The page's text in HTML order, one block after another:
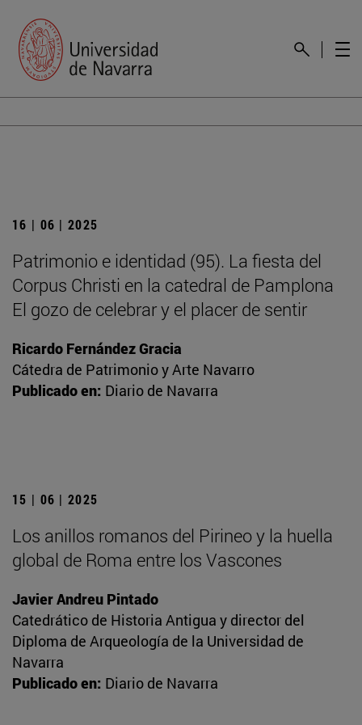
16 | 06 | 2025
Patrimonio e identidad (95). La fiesta del
Corpus Christi en la catedral de Pamplona
El gozo de celebrar y el placer de sentir
Ricardo Fernández Gracia
Cátedra de Patrimonio y Arte Navarro
Publicado en: Diario de Navarra
15 | 06 | 2025
Los anillos romanos del Pirineo y la huella
global de Roma entre los Vascones
Javier Andreu Pintado
Catedrático de Historia Antigua y director del
Diploma de Arqueología de la Universidad de
Navarra
Publicado en: Diario de Navarra